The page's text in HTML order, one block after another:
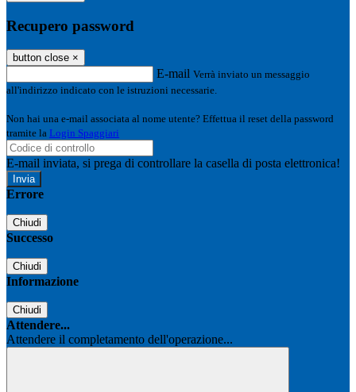
Recupero password
button close ×
E-mail Verrà inviato un messaggio
all'indirizzo indicato con le istruzioni necessarie.
Non hai una e-mail associata al nome utente? Effettua il reset della password
tramite la Login Spaggiari
E-mail inviata, si prega di controllare la casella di posta elettronica!
Errore
Chiudi
Successo
Chiudi
Informazione
Chiudi
Attendere...
Attendere il completamento dell'operazione...